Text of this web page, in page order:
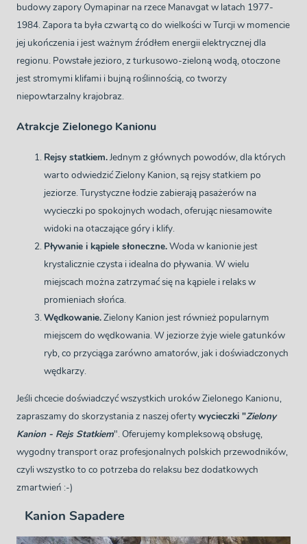
budowy zapory Oymapinar na rzece Manavgat w latach 1977-
1984. Zapora ta była czwartą co do wielkości w Turcji w momencie
jej ukończenia i jest ważnym źródłem energii elektrycznej dla
regionu. Powstałe jezioro, z turkusowo-zieloną wodą, otoczone
jest stromymi klifami i bujną roślinnością, co tworzy
niepowtarzalny krajobraz.
Atrakcje Zielonego Kanionu
Rejsy statkiem.Jednym z głównych powodów, dla których
warto odwiedzić Zielony Kanion, są rejsy statkiem po
jeziorze. Turystyczne łodzie zabierają pasażerów na
wycieczki po spokojnych wodach, oferując niesamowite
widoki na otaczające góry i klify.
Pływanie i kąpiele słoneczne.Woda w kanionie jest
krystalicznie czysta i idealna do pływania. W wielu
miejscach można zatrzymać się na kąpiele i relaks w
promieniach słońca.
Wędkowanie.Zielony Kanion jest również popularnym
miejscem do wędkowania. W jeziorze żyje wiele gatunków
ryb, co przyciąga zarówno amatorów, jak i doświadczonych
wędkarzy.
Jeśli chcecie doświadczyć wszystkich uroków Zielonego Kanionu,
zapraszamy do skorzystania z naszej ofertywycieczki "Zielony
Kanion - Rejs Statkiem". Oferujemy kompleksową obsługę,
wygodny transport oraz profesjonalnych polskich przewodników,
czyli wszystko to co potrzeba do relaksu bez dodatkowych
zmartwień :-)
Kanion Sapadere